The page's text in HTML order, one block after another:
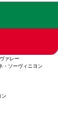
ァレー
・ソーヴィニヨン
ン